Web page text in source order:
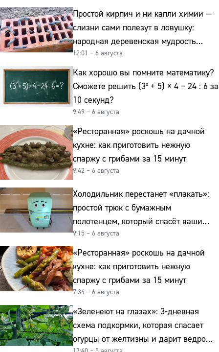
Простой кирпич и ни капли химии —
слизни сами полезут в ловушку:
народная деревенская мудрость
реально работает
12:01 – 6 августа
Как хорошо вы помните математику?
Сможете решить (3² + 5) × 4 − 24 : 6 за
10 секунд?
9:49 – 6 августа
«Ресторанная» роскошь на дачной
кухне: как приготовить нежную
спаржу с грибами за 15 минут
9:42 – 6 августа
Холодильник перестанет «плакать»:
простой трюк с бумажным
полотенцем, который спасёт ваши
овощи от гнили
9:15 – 6 августа
«Ресторанная» роскошь на дачной
кухне: как приготовить нежную
спаржу с грибами за 15 минут
7:34 – 6 августа
«Зеленеют на глазах»: 3-дневная
схема подкормки, которая спасает
огурцы от желтизны и дарит ведро